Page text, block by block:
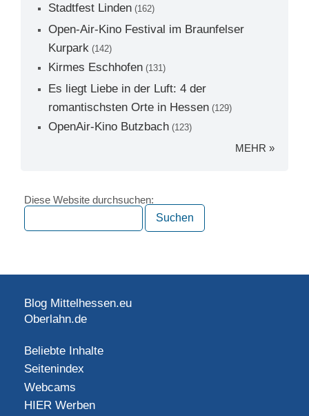
Stadtfest Linden (162)
Open-Air-Kino Festival im Braunfelser
Kurpark (142)
Kirmes Eschhofen (131)
Es liegt Liebe in der Luft: 4 der
romantischsten Orte in Hessen (129)
OpenAir-Kino Butzbach (123)
MEHR »
Diese Website durchsuchen:
Blog Mittelhessen.eu
Oberlahn.de
Beliebte Inhalte
Seitenindex
Webcams
HIER Werben